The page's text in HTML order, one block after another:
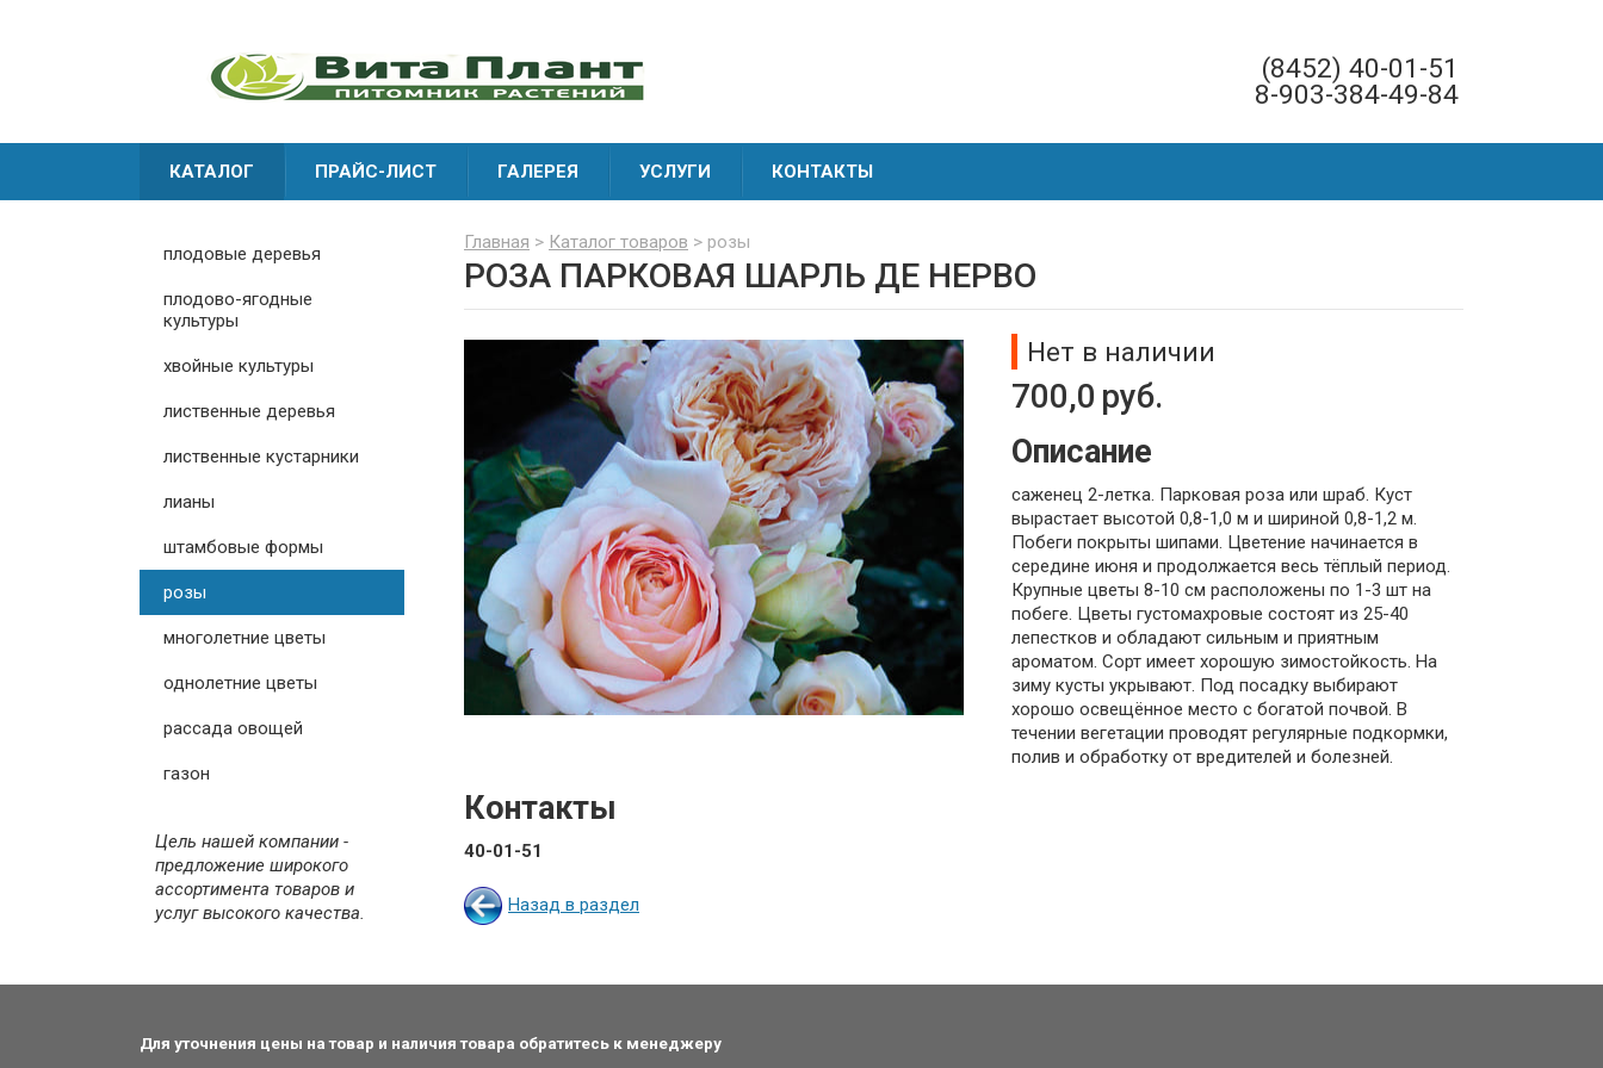
(8452) 40-01-51
8-903-384-49-84
КАТАЛОГ ПРАЙС-ЛИСТ ГАЛЕРЕЯ УСЛУГИ КОНТАКТЫ
плодовые деревья
плодово-ягодные
культуры
хвойные культуры
лиственные деревья
лиственные кустарники
лианы
штамбовые формы
розы
многолетние цветы
однолетние цветы
рассада овощей
газон
Цель нашей компании -
предложение широкого
ассортимента товаров и
услуг высокого качества.
Главная > Каталог товаров > розы
РОЗА ПАРКОВАЯ ШАРЛЬ ДЕ НЕРВО
Нет в наличии
700,0 руб.
Описание
саженец 2-летка. Парковая роза или шраб. Куст
вырастает высотой 0,8-1,0 м и шириной 0,8-1,2 м.
Побеги покрыты шипами. Цветение начинается в
середине июня и продолжается весь тёплый период.
Крупные цветы 8-10 см расположены по 1-3 шт на
побеге. Цветы густомахровые состоят из 25-40
лепестков и обладают сильным и приятным
ароматом. Сорт имеет хорошую зимостойкость. На
зиму кусты укрывают. Под посадку выбирают
хорошо освещённое место с богатой почвой. В
течении вегетации проводят регулярные подкормки,
полив и обработку от вредителей и болезней.
Контакты
40-01-51
Назад в раздел
Для уточнения цены на товар и наличия товара обратитесь к менеджеру